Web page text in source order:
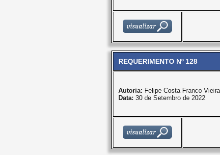
REQUERIMENTO Nº 128
Autoria: Felipe Costa Franco Vieira
Data: 30 de Setembro de 2022